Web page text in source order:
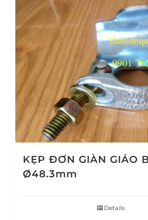
KẸP ĐƠN GIÀN GIÁO
Ø48.3mm
Details